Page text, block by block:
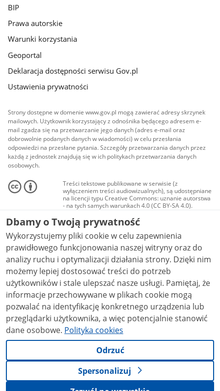
BIP
Prawa autorskie
Warunki korzystania
Geoportal
Deklaracja dostępności serwisu Gov.pl
Ustawienia prywatności
Strony dostępne w domenie www.gov.pl mogą zawierać adresy skrzynek
mailowych. Użytkownik korzystający z odnośnika będącego adresem e-
mail zgadza się na przetwarzanie jego danych (adres e-mail oraz
dobrowolnie podanych danych w wiadomości) w celu przesłania
odpowiedzi na przesłane pytania. Szczegóły przetwarzania danych przez
każdą z jednostek znajdują się w ich politykach przetwarzania danych
osobowych.
Treści tekstowe publikowane w serwisie (z
wyłączeniem treści audiowizualnych), są udostępniane
na licencji typu Creative Commons: uznanie autorstwa
- na tych samych warunkach 4.0 (CC BY-SA 4.0).
Materiały audiowizualne, w tym zdjęcia, materiały
audio i wideo, są udostępniane na licencji typu
Creative Commons: uznanie autorstwa użycie
niekomercyjne - bez utworów zależnych 4.0 (CC BY-
NC-ND 4.0), o ile nie jest to stwierdzone inaczej.
Dbamy o Twoją prywatność
Wykorzystujemy pliki cookie w celu zapewnienia
prawidłowego funkcjonowania naszej witryny oraz do
analizy ruchu i optymalizacji działania strony. Dzięki nim
możemy lepiej dostosować treści do potrzeb
użytkowników i stale ulepszać nasze usługi. Pamiętaj, że
informacje przechowywane w plikach cookie mogą
pozwalać na identyfikację konkretnego urządzenia lub
przeglądarki użytkownika, a więc potencjalnie stanowić
dane osobowe. Polityka cookies
Odrzuć
Spersonalizuj